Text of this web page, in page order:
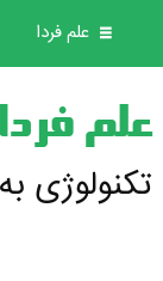
علم فردا
علم فردا
تکنولوژی